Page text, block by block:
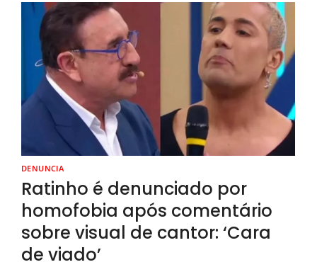
DENUNCIA
Ratinho é denunciado por
homofobia após comentário
sobre visual de cantor: ‘Cara
de viado’